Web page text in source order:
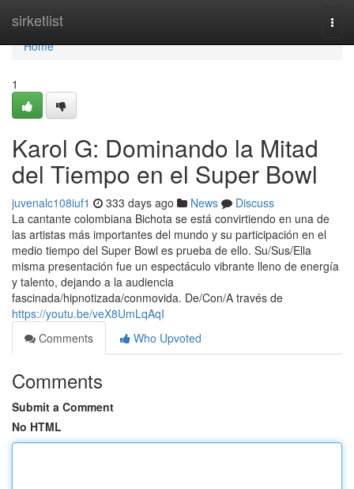
sirketlist
Home
Home
1
Karol G: Dominando la Mitad
del Tiempo en el Super Bowl
juvenalc108iuf1 333 days ago News
Discuss
La cantante colombiana Bichota se está convirtiendo en una de
las artistas más importantes del mundo y su participación en el
medio tiempo del Super Bowl es prueba de ello. Su/Sus/Ella
misma presentación fue un espectáculo vibrante lleno de energía
y talento, dejando a la audiencia
fascinada/hipnotizada/conmovida. De/Con/A través de
https://youtu.be/veX8UmLqAqI
Comments
Who Upvoted
Comments
Submit a Comment
No HTML